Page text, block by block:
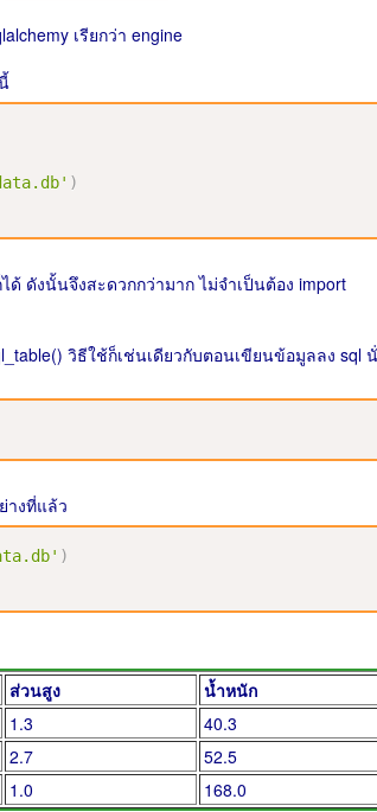
เรียกว่า engine
)
ดังนั้นจึงสะดวกกว่ามาก ไม่จำเป็นต้อง import
วิธีใช้ก็เช่นเดียวกับตอนเขียนข้อมูลลง sql
างที่แล้ว
)
ส่วนสูง
น้ำหนัก
1.3
40.3
2.7
52.5
1.0 168.0